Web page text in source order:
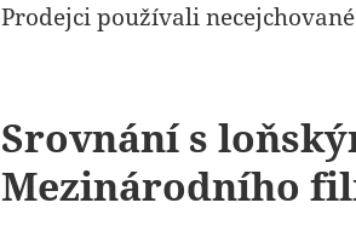
Prodejci používali
Srovnání s
Mezinárodního